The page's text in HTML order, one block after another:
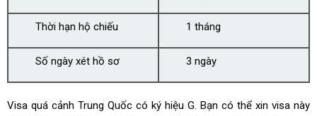
Thời hạn hộ chiếu 1 tháng
Số ngày xét hồ sơ 3 ngày
Visa quá cảnh Trung Quốc có ký hiệu G. Bạn có thể xin visa này